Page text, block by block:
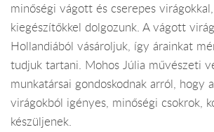
minőségi vágott és cserepes
kiegészítőkkel dolgozunk. A vágott
Hollandiából vásároljuk, így árainkat
tudjuk tartani. Mohos Júlia művészeti
munkatársai gondoskodnak arról, hogy
virágokból igényes, minőségi csokrok,
készüljenek.